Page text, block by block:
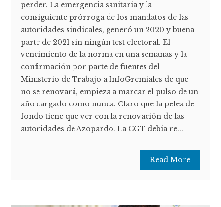
perder. La emergencia sanitaria y la
consiguiente prórroga de los mandatos de las
autoridades sindicales, generó un 2020 y buena
parte de 2021 sin ningún test electoral. El
vencimiento de la norma en una semanas y la
confirmación por parte de fuentes del
Ministerio de Trabajo a InfoGremiales de que
no se renovará, empieza a marcar el pulso de un
año cargado como nunca. Claro que la pelea de
fondo tiene que ver con la renovación de las
autoridades de Azopardo. La CGT debía re...
Read More